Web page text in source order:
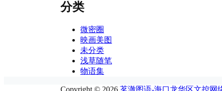
分类
微密圈
映画美图
未分类
浅草随笔
物语集
Copyright © 2026 茗澈图语-海口龙华区文控网